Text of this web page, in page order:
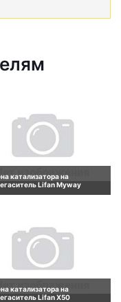
катализатора на
Lifan Myway
катализатора на
Lifan X50